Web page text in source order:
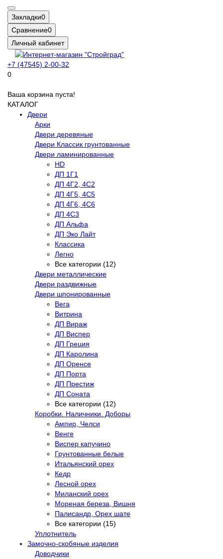
Закладки0
Сравнение0
Личный кабинет
+7 (47545) 2-00-32
0
Ваша корзина пуста!
КАТАЛОГ
Двери
Арки
Двери деревяные
Двери Классик грунтованные
Двери ламинированные
HD
ДП 1Г1
ДП 4Г2, 4С2
ДП 4Г5, 4С5
ДП 4Г6, 4С6
ДП 4С3
ДП Альфа
ДП Эко Лайт
Классика
Легно
Все категории (12)
Двери металлические
Двери раздвижные
Двери шпонированные
Вега
Витрина
ДП Вираж
ДП Виспер
ДП Греция
ДП Каролина
ДП Оренсе
ДП Порта
ДП Престиж
ДП Соната
Все категории (12)
Коробки. Наличники. Доборы
Ампир, Челси
Венге
Виспер капучино
Грунтованные белые
Итальянский орех
Кедр
Лесной орех
Миланский орех
Мореная береза, Вишня
Палисандр, Орех шате
Все категории (15)
Уплотнитель
Замочно-скобяные изделия
Доводчики